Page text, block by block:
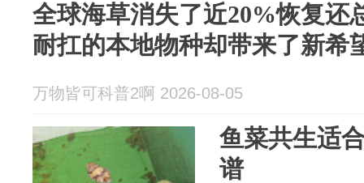
全球海草消失了近20%恢复还
耐扛的本地物种却带来了新希
万物皆可科普2啊 2026-08-05
鱼菜共生适
谱